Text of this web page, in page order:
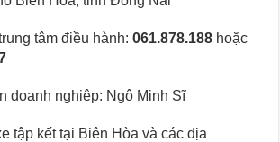
tâm điều hành:061.878.188 hoặc
doanh nghiệp: Ngô Minh Sĩ
tập kết tại Biên Hòa và các địa